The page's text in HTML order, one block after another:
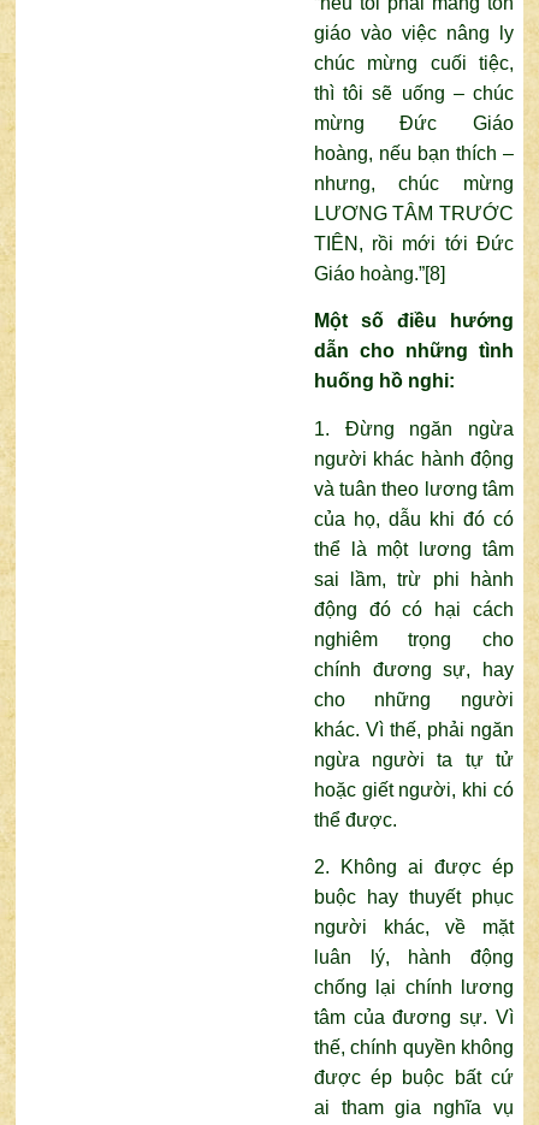
giáo vào việc nâng ly
chúc mừng cuối tiệc,
thì tôi sẽ uống – chúc
mừng Đức Giáo
hoàng, nếu bạn thích –
nhưng, chúc mừng
LƯƠNG TÂM TRƯỚC
TIÊN, rồi mới tới Đức
Giáo hoàng.”[8]
Một số điều hướng
dẫn cho những tình
huống hồ nghi:
1. Đừng ngăn ngừa
người khác hành động
và tuân theo lương tâm
của họ, dẫu khi đó có
thể là một lương tâm
sai lầm, trừ phi hành
động đó có hại cách
nghiêm trọng cho
chính đương sự, hay
cho những người
khác. Vì thế, phải ngăn
ngừa người ta tự tử
hoặc giết người, khi có
thể được.
2. Không ai được ép
buộc hay thuyết phục
người khác, về mặt
luân lý, hành động
chống lại chính lương
tâm của đương sự. Vì
thế, chính quyền không
được ép buộc bất cứ
ai tham gia nghĩa vụ